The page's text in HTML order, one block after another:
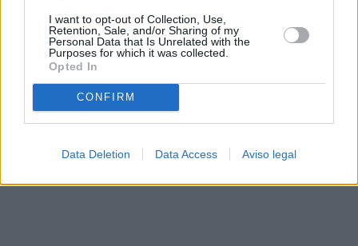
I want to opt-out of Collection, Use,
Retention, Sale, and/or Sharing of my
Personal Data that Is Unrelated with the
Purposes for which it was collected.
Opted In
CONFIRM
Data Deletion Data Access Aviso legal